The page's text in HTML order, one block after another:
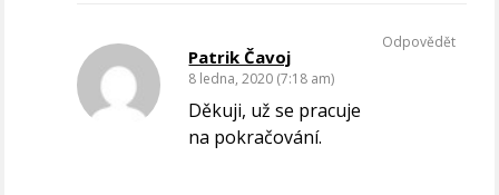
Patrik Čavoj
8 ledna, 2020 (7:18 am)
Děkuji, už se pracuje
na pokračování.
Odpovědět